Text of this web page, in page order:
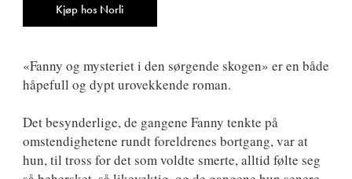
Kjøp hos Norli
«Fanny og mysteriet i den sørgende skogen» er en både
håpefull og dypt urovekkende roman.
Det besynderlige, de gangene Fanny tenkte på
omstendighetene rundt foreldrenes bortgang, var at
hun, til tross for det som voldte smerte, alltid følte seg